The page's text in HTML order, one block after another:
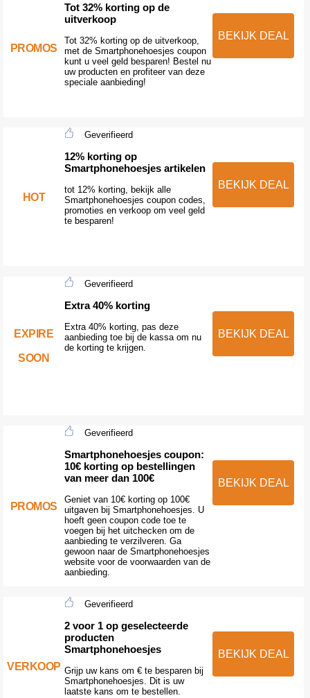
PROMOS
Tot 32% korting op de
uitverkoop
Tot 32% korting op de uitverkoop,
met de Smartphonehoesjes coupon
kunt u veel geld besparen! Bestel nu
uw producten en profiteer van deze
speciale aanbieding!
BEKIJK DEAL
HOT
Geverifieerd
12% korting op
Smartphonehoesjes artikelen
tot 12% korting, bekijk alle
Smartphonehoesjes coupon codes,
promoties en verkoop om veel geld
te besparen!
BEKIJK DEAL
EXPIRE
SOON
Geverifieerd
Extra 40% korting
Extra 40% korting, pas deze
aanbieding toe bij de kassa om nu
de korting te krijgen.
BEKIJK DEAL
PROMOS
Geverifieerd
Smartphonehoesjes coupon:
10€ korting op bestellingen
van meer dan 100€
Geniet van 10€ korting op 100€
uitgaven bij Smartphonehoesjes. U
hoeft geen coupon code toe te
voegen bij het uitchecken om de
aanbieding te verzilveren. Ga
gewoon naar de Smartphonehoesjes
website voor de voorwaarden van de
aanbieding.
BEKIJK DEAL
VERKOOP
Geverifieerd
2 voor 1 op geselecteerde
producten
Smartphonehoesjes
Grijp uw kans om € te besparen bij
Smartphonehoesjes. Dit is uw
laatste kans om te bestellen.
BEKIJK DEAL